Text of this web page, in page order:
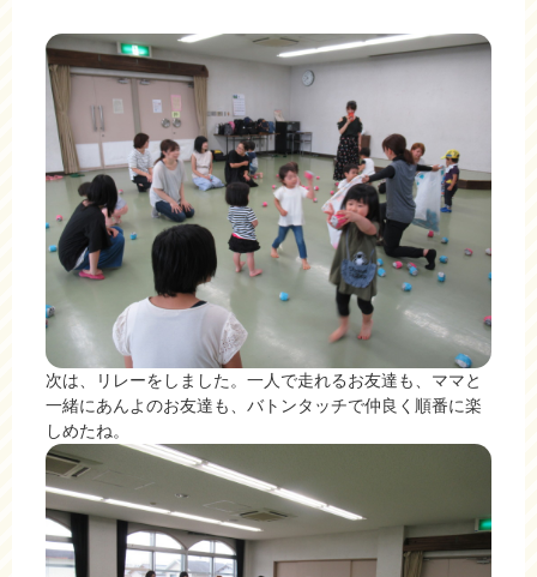
次は、リレーをしました。一人で走れるお友達も、ママと
一緒にあんよのお友達も、バトンタッチで仲良く順番に楽
しめたね。